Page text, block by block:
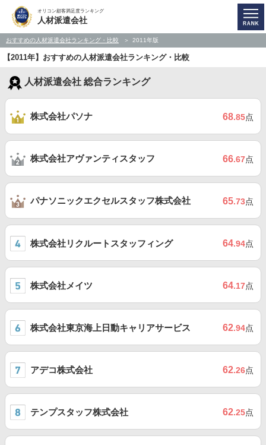
オリコン顧客満足度ランキング
人材派遣会社
おすすめの人材派遣会社ランキング・比較 2011年版
【2011年】おすすめの人材派遣会社ランキング・比較
人材派遣会社 総合ランキング
株式会社パソナ 68.85点
株式会社アヴァンティスタッフ 66.67点
パナソニックエクセルスタッフ株式会社 65.73点
株式会社リクルートスタッフィング 64.94点
株式会社メイツ 64.17点
株式会社東京海上日動キャリアサービス 62.94点
アデコ株式会社 62.26点
テンプスタッフ株式会社 62.25点